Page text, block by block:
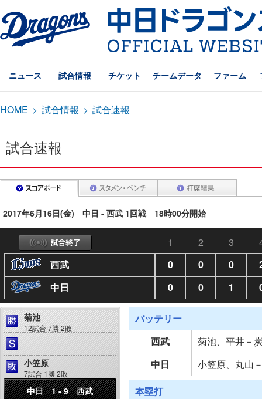
ニュース 試合情報 チケット チームデータ ファーム
HOME > 試合情報 > 試合速報
試合速報
2017年6月16日(金) 中日 - 西武 1回戦 18時00分開始
1 2 3
西武
0 0 0
中日
0 0 1
菊池
12試合 7勝 2敗
小笠原
7試合 1勝 2敗
中日 1 - 9 西武
バッテリー
西武
菊池、平井－
中日
小笠原、丸山
本塁打